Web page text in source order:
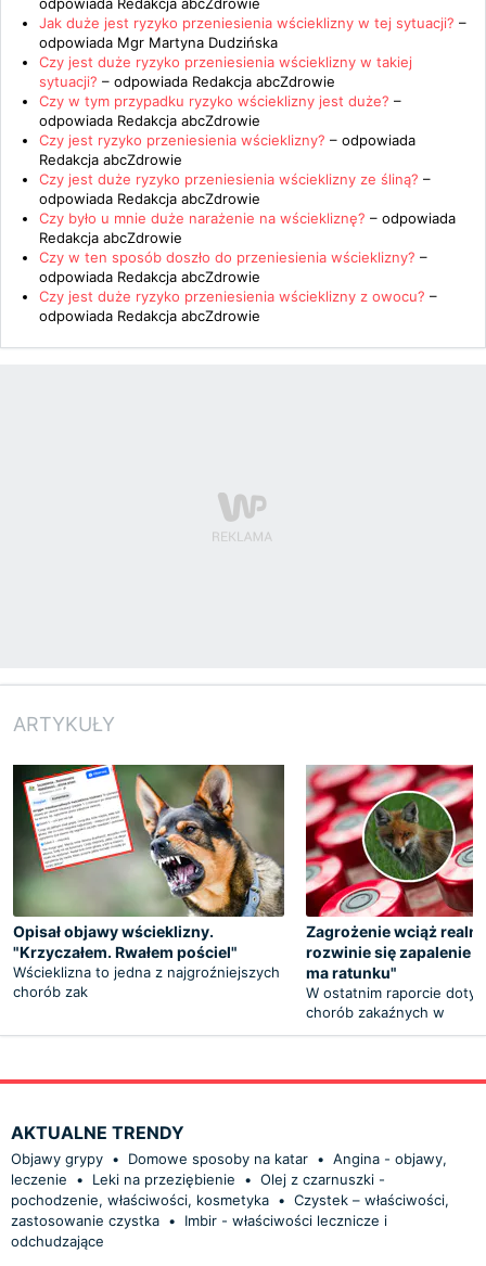
Jak duże jest ryzyko przeniesienia wścieklizny w tej sytuacji? –
odpowiada Mgr Martyna Dudzińska
Czy jest duże ryzyko przeniesienia wścieklizny w takiej
sytuacji? – odpowiada Redakcja abcZdrowie
Czy w tym przypadku ryzyko wścieklizny jest duże? –
odpowiada Redakcja abcZdrowie
Czy jest ryzyko przeniesienia wścieklizny? – odpowiada
Redakcja abcZdrowie
Czy jest duże ryzyko przeniesienia wścieklizny ze śliną? –
odpowiada Redakcja abcZdrowie
Czy było u mnie duże narażenie na wściekliznę? – odpowiada
Redakcja abcZdrowie
Czy w ten sposób doszło do przeniesienia wścieklizny? –
odpowiada Redakcja abcZdrowie
Czy jest duże ryzyko przeniesienia wścieklizny z owocu? –
odpowiada Redakcja abcZdrowie
ARTYKUŁY
Opisał objawy wścieklizny.
"Krzyczałem. Rwałem pościel"
Wścieklizna to jedna z najgroźniejszych
chorób zak
Zagrożenie wciąż
rozwinie się zapalenie
ma ratunku"
W ostatnim raporcie
chorób zakaźnych w
AKTUALNE TRENDY
Objawy grypy • Domowe sposoby na katar • Angina - objawy,
leczenie
• Leki na przeziębienie • Olej z czarnuszki -
pochodzenie, właściwości, kosmetyka • Czystek – właściwości,
zastosowanie czystka •
Imbir - właściwości lecznicze i
odchudzające